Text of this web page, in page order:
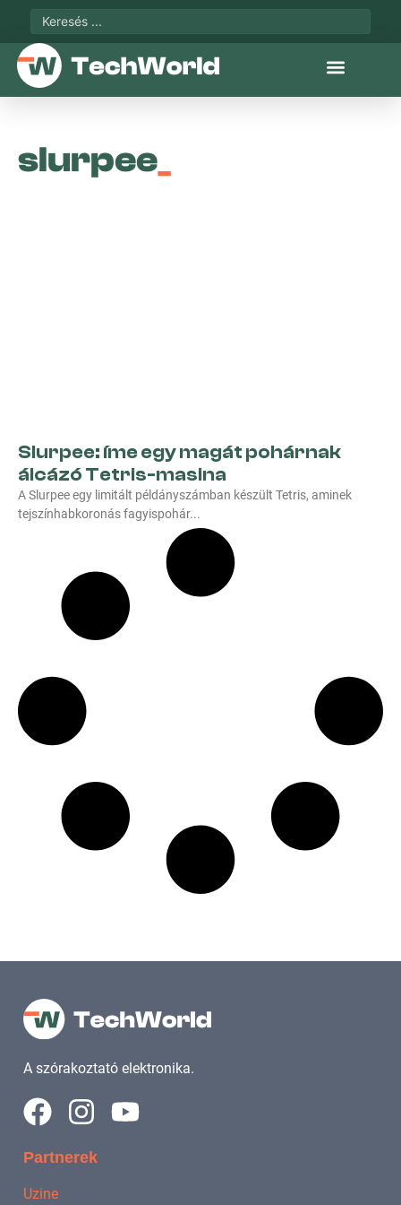
slurpee
Slurpee: íme egy magát pohárnak
álcázó Tetris-masina
A Slurpee egy limitált példányszámban készült Tetris, aminek
tejszínhabkoronás fagyispohár
A szórakoztató elektronika.
Partnerek
Uzine